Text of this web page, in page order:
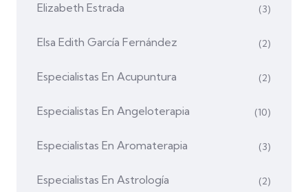
Elizabeth Estrada (3)
Elsa Edith García Fernández (2)
Especialistas En Acupuntura (2)
Especialistas En Angeloterapia (10)
Especialistas En Aromaterapia (3)
Especialistas En Astrología (2)